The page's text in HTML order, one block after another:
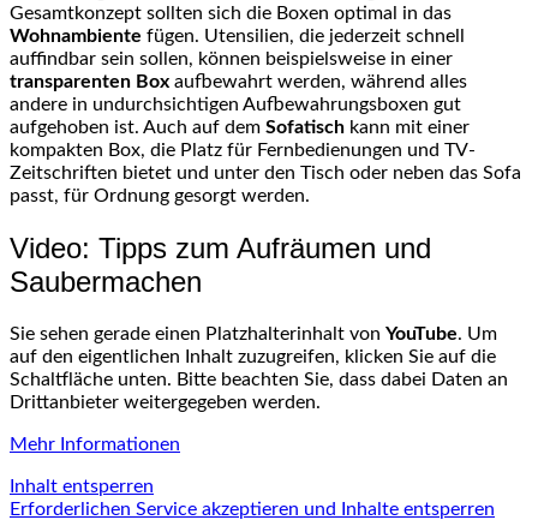
Gesamtkonzept sollten sich die Boxen optimal in das
Wohnambiente fügen. Utensilien, die jederzeit schnell
auffindbar sein sollen, können beispielsweise in einer
transparenten Box aufbewahrt werden, während alles
andere in undurchsichtigen Aufbewahrungsboxen gut
aufgehoben ist. Auch auf dem Sofatisch kann mit einer
kompakten Box, die Platz für Fernbedienungen und TV-
Zeitschriften bietet und unter den Tisch oder neben das Sofa
passt, für Ordnung gesorgt werden.
Video: Tipps zum Aufräumen und
Saubermachen
Sie sehen gerade einen Platzhalterinhalt von YouTube. Um
auf den eigentlichen Inhalt zuzugreifen, klicken Sie auf die
Schaltfläche unten. Bitte beachten Sie, dass dabei Daten an
Drittanbieter weitergegeben werden.
Mehr Informationen
Inhalt entsperren
Erforderlichen Service akzeptieren und Inhalte entsperren